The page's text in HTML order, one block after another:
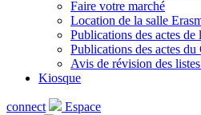
Faire votre marché
Location de la salle
Publications des actes
Publications des actes
Avis de révision des
Kiosque
connect
Espace